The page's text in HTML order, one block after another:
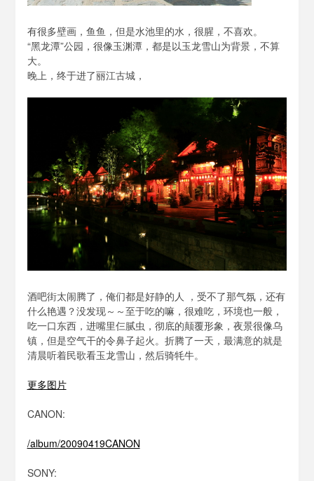
有很多壁画，鱼鱼，但是水池里的水，很腥，不喜欢。
“黑龙潭”公园，很像玉渊潭，都是以玉龙雪山为背景，不算
大。
晚上，终于进了丽江古城，
酒吧街太闹腾了，俺们都是好静的人 ，受不了那气氛，还有
什么艳遇？没发现～～至于吃的嘛，很难吃，环境也一般，
吃一口东西，进嘴里仨腻虫，彻底的颠覆形象，夜景很像乌
镇，但是空气干的令鼻子起火。折腾了一天，最满意的就是
清晨听着民歌看玉龙雪山，然后骑牦牛。
更多图片
CANON:
/album/20090419CANON
SONY: